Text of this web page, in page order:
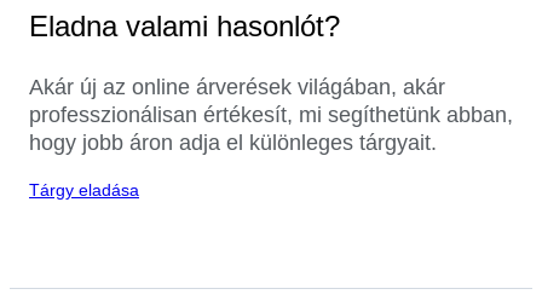
Eladna valami hasonlót?
Akár új az online árverések világában, akár
professzionálisan értékesít, mi segíthetünk abban,
hogy jobb áron adja el különleges tárgyait.
Tárgy eladása